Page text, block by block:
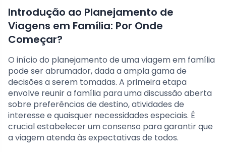
Introdução ao Planejamento de
Viagens em Família: Por Onde
Começar?
O início do planejamento de uma viagem em família
pode ser abrumador, dada a ampla gama de
decisões a serem tomadas. A primeira etapa
envolve reunir a família para uma discussão aberta
sobre preferências de destino, atividades de
interesse e quaisquer necessidades especiais. É
crucial estabelecer um consenso para garantir que
a viagem atenda às expectativas de todos.